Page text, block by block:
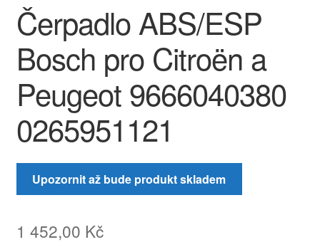
Reklamační řád
Vrakoviště Citroën
Čerpadlo ABS/ESP
Bosch pro Citroën a
Peugeot 9666040380
0265951121
Upozornit až bude produkt skladem
1 452,00 Kč